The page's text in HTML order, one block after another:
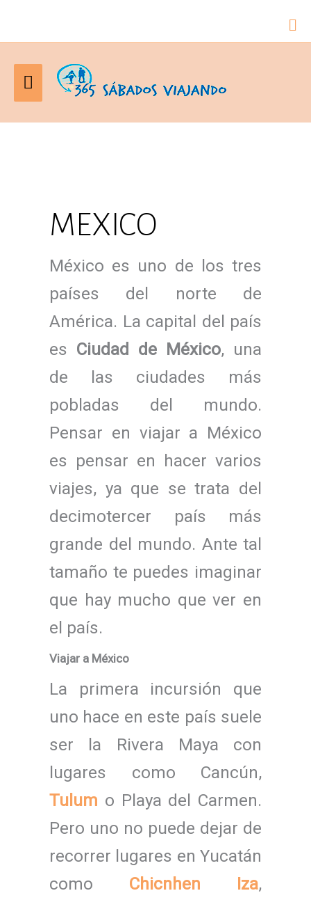
Menú
principal
MEXICO
México es uno de los tres
países del norte de
América. La capital del país
es Ciudad de México, una
de las ciudades más
pobladas del mundo.
Pensar en viajar a México
es pensar en hacer varios
viajes, ya que se trata del
decimotercer país más
grande del mundo. Ante tal
tamaño te puedes imaginar
que hay mucho que ver en
el país.
Viajar a México
La primera incursión que
uno hace en este país suele
ser la Rivera Maya con
lugares como Cancún,
Tulum o Playa del Carmen.
Pero uno no puede dejar de
recorrer lugares en Yucatán
como Chicnhen Iza,